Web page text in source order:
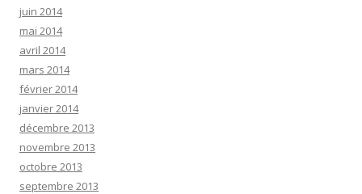
juin 2014
mai 2014
avril 2014
mars 2014
février 2014
janvier 2014
décembre 2013
novembre 2013
octobre 2013
septembre 2013